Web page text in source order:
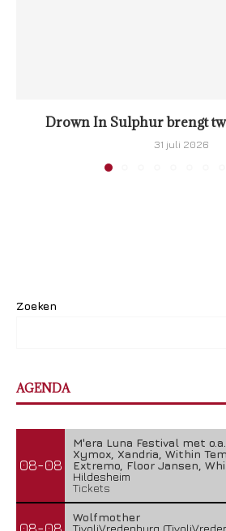
Drown In Sulphur brengt
31 juli 2026
Zoeken
AGENDA
08-08
M'era Luna Festival met
Xymox, Xandria, Within
Extremo, Floor Jansen,
Hildesheim
Tickets
Wolfmother
TivoliVredenburg